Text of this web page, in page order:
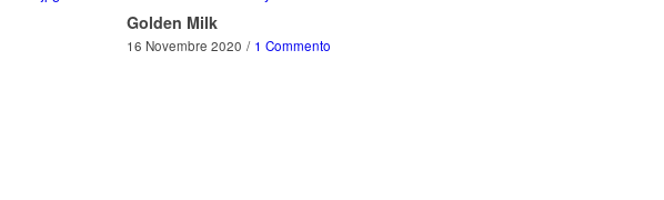
Golden Milk
16 Novembre 2020 / 1 Commento